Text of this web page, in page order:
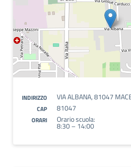
INDIRIZZO VIA ALBANA, 81047
CAP 81047
ORARI Orario scuola:
8:30 – 14:00